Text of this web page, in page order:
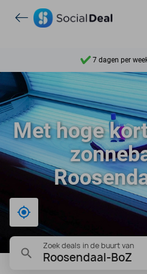
Ontdek
10+
Ontdek
Met hoge
Zoek deals in de buurt van
Roosendaal-BoZ